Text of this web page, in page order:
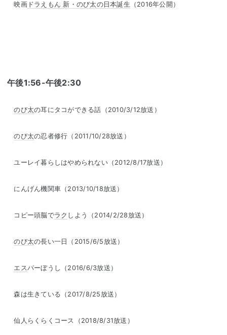
映画ドラえもん 新・のび太の日本誕生 （2016年公開）
午後1:56-午後2:30
のび太の耳にタコができる話（2010/3/12放送）
のび太の忍者修行（2011/10/28放送）
ユーレイ暮らしはやめられない（2012/8/17放送）
にんげん機関車（2013/10/18放送）
コピー頭脳でラク しよう（2014/2/28放送）
のび太の長い一日（2015/6/5放送）
エスパーぼうし（2016/6/3放送）
森は生きている（2017/8/25放送）
仙人らくらくコース（2018/8/31放送）